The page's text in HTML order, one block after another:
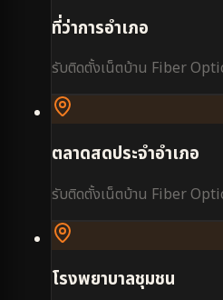
ที่ว่าการอำเภอ
รับติดตั้งเน็ตบ้าน Fiber
ตลาดสดประจำอำเภอ
รับติดตั้งเน็ตบ้าน Fiber
โรงพยาบาลชุมชน